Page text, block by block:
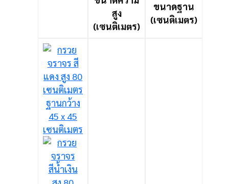
สูง
(เซนติเมตร)
ขนาดฐาน
(เซนติเมตร)